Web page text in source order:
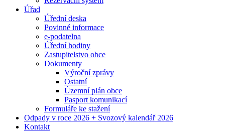
Úřad
Úřední deska
Povinné informace
e-podatelna
Úřední hodiny
Zastupitelstvo obce
Dokumenty
Výroční zprávy
Ostatní
Územní plán obce
Pasport komunikací
Formuláře ke stažení
Odpady v roce 2026 + Svozový kalendář 2026
Kontakt